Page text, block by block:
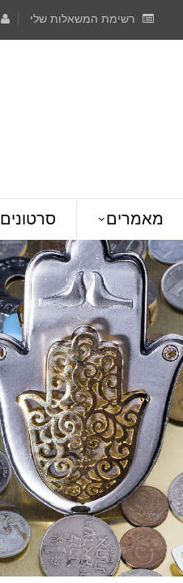
רשימת המשאלות שלי
מאמרים סרטונים